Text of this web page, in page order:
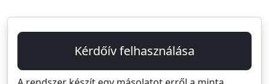
Kérdőív felhasználása